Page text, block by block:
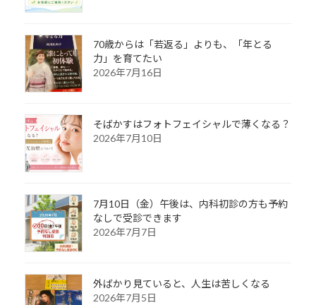
70歳からは「若返る」よりも、「年とる
力」を育てたい
2026年7月16日
そばかすはフォトフェイシャルで薄くなる？
2026年7月10日
7月10日（金）午後は、内科初診の方も予約
なしで受診できます
2026年7月7日
外ばかり見ていると、人生は苦しくなる
2026年7月5日